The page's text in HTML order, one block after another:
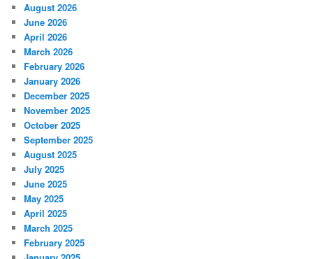
August 2026
June 2026
April 2026
March 2026
February 2026
January 2026
December 2025
November 2025
October 2025
September 2025
August 2025
July 2025
June 2025
May 2025
April 2025
March 2025
February 2025